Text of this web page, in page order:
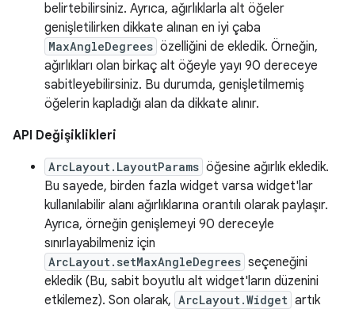
belirtebilirsiniz. Ayrıca, ağırlıklarla alt öğeler
genişletilirken dikkate alınan en iyi çaba
MaxAngleDegrees özelliğini de ekledik. Örneğin,
ağırlıkları olan birkaç alt öğeyle yayı 90 dereceye
sabitleyebilirsiniz. Bu durumda, genişletilmemiş
öğelerin kapladığı alan da dikkate alınır.
API Değişiklikleri
ArcLayout.LayoutParams öğesine ağırlık ekledik.
Bu sayede, birden fazla widget varsa widget'lar
kullanılabilir alanı ağırlıklarına orantılı olarak paylaşır.
Ayrıca, örneğin genişlemeyi 90 dereceyle
sınırlayabilmeniz için
ArcLayout.setMaxAngleDegrees seçeneğini
ekledik (Bu, sabit boyutlu alt widget'ların düzenini
etkilemez). Son olarak, ArcLayout.Widget artık